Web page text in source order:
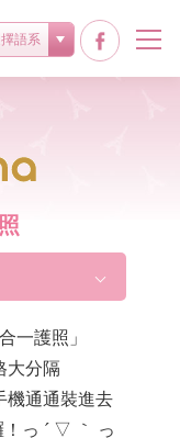
語系
一護照」
大分隔
機通通裝進去
っ ´ ▽ ｀ っ